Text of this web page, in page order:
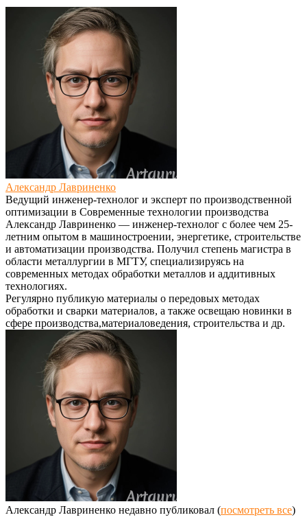
Александр Лавриненко
Ведущий инженер-технолог и эксперт по производственной
оптимизации в Современные технологии производства
Александр Лавриненко — инженер-технолог с более чем 25-
летним опытом в машиностроении, энергетике, строительстве
и автоматизации производства. Получил степень магистра в
области металлургии в МГТУ, специализируясь на
современных методах обработки металлов и аддитивных
технологиях.
Регулярно публикую материалы о передовых методах
обработки и сварки материалов, а также освещаю новинки в
сфере производства,материаловедения, строительства и др.
Александр Лавриненко недавно публиковал (посмотреть все)